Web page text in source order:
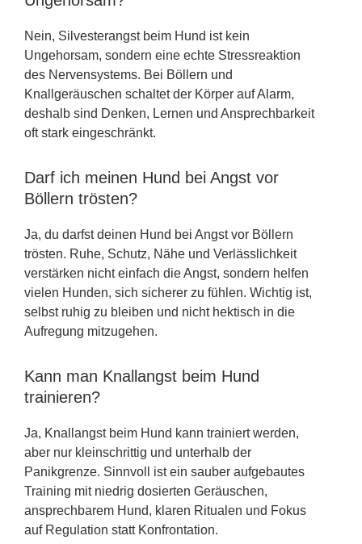
Nein, Silvesterangst beim Hund ist kein
Ungehorsam, sondern eine echte Stressreaktion
des Nervensystems. Bei Böllern und
Knallgeräuschen schaltet der Körper auf Alarm,
deshalb sind Denken, Lernen und Ansprechbarkeit
oft stark eingeschränkt.
Darf ich meinen Hund bei Angst vor
Böllern trösten?
Ja, du darfst deinen Hund bei Angst vor Böllern
trösten. Ruhe, Schutz, Nähe und Verlässlichkeit
verstärken nicht einfach die Angst, sondern helfen
vielen Hunden, sich sicherer zu fühlen. Wichtig ist,
selbst ruhig zu bleiben und nicht hektisch in die
Aufregung mitzugehen.
Kann man Knallangst beim Hund
trainieren?
Ja, Knallangst beim Hund kann trainiert werden,
aber nur kleinschrittig und unterhalb der
Panikgrenze. Sinnvoll ist ein sauber aufgebautes
Training mit niedrig dosierten Geräuschen,
ansprechbarem Hund, klaren Ritualen und Fokus
auf Regulation statt Konfrontation.